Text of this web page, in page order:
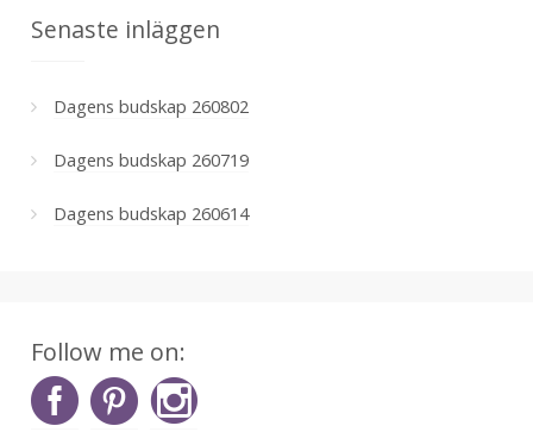
Senaste inläggen
Dagens budskap 260802
Dagens budskap 260719
Dagens budskap 260614
Follow me on: